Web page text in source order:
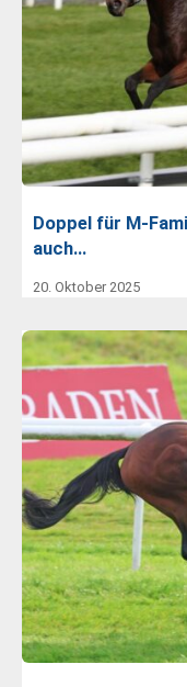
Doppel für M-
auch…
20. Oktober 2025